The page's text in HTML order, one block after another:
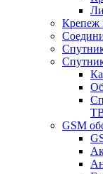
Крепеж
GSM